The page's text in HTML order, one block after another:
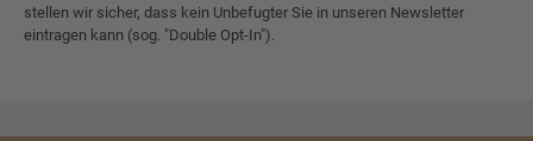
stellen wir sicher, dass kein Unbefugter Sie in unseren Newsletter
eintragen kann (sog. "Double Opt-In").